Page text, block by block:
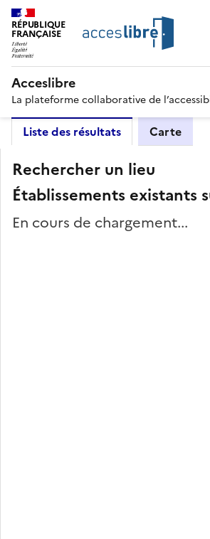
RÉPUBLIQUE
FRANÇAISE
Acceslibre
La plateforme collaborative de
Liste des résultats Carte
Rechercher un lieu
Établissements existants
En cours de chargement...